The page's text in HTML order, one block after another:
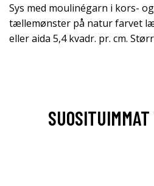
Sys med moulinégarn i kors-
tællemønster på natur farvet
eller aida 5,4 kvadr. pr. cm.